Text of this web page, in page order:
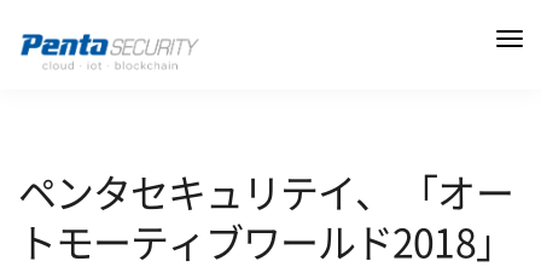
ペンタセキュリテイ、 「オー
トモーティブワールド2018」